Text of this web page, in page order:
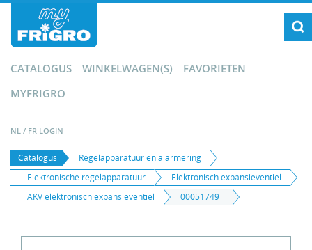
CATALOGUS WINKELWAGEN(S)
FAVORIETEN
MYFRIGRO
NL / FR LOGIN
Catalogus
Regelapparatuur en alarmering
Elektronische regelapparatuur
Elektronisch expansieventiel
AKV elektronisch expansieventiel
00051749